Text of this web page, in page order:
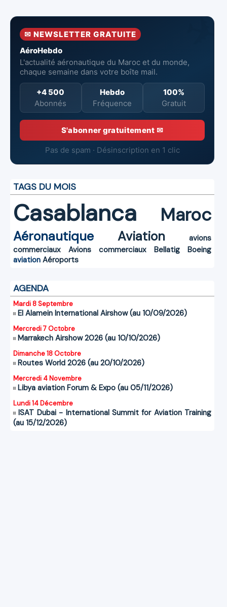
l’Aéroport
Mohammed V
✉ NEWSLETTER GRATUITE
AéroHebdo
L'actualité aéronautique du Maroc et du monde,
chaque semaine dans votre boîte mail.
+4 500
Abonnés
Hebdo
Fréquence
100%
Gratuit
S'abonner gratuitement ✉
Pas de spam · Désinscription en 1 clic
TAGS DU MOIS
Casablanca Maroc
Aéronautique Aviation
avions
commerciaux
Avions commerciaux Bellatig
Boeing
aviation Aéroports
AGENDA
Mardi 8 Septembre
El Alamein International Airshow (au 10/09/2026)
Mercredi 7 Octobre
Marrakech Airshow 2026 (au 10/10/2026)
Dimanche 18 Octobre
Routes World 2026 (au 20/10/2026)
Mercredi 4 Novembre
Libya aviation Forum & Expo (au 05/11/2026)
Lundi 14 Décembre
ISAT Dubai - International Summit for Aviation Training
(au 15/12/2026)